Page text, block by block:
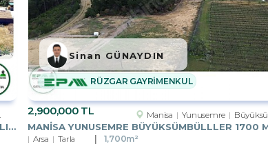
MANISA SARUHANLI MÜTEVELLI MAH. 490M² İMARLI ARSA
2,900,000 TL Manisa Yunusemre Büyüksümbüller Köyü
Arsa Tarla 1,700m²
RÜZGAR GAYRİMENKUL
Sinan GÜNAYDIN